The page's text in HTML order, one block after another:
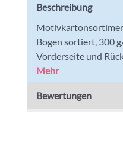
Beschreibung
Bogen sortiert, 300
Vorderseite und
Mehr
Bewertungen